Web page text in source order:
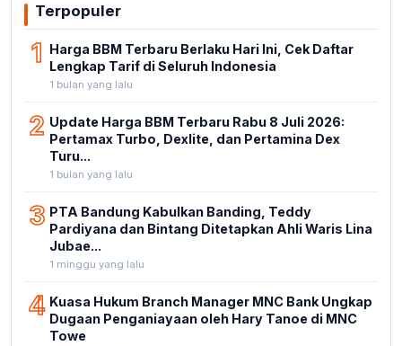
Terpopuler
1 Harga BBM Terbaru Berlaku Hari Ini, Cek Daftar
Lengkap Tarif di Seluruh Indonesia
1 bulan yang lalu
2 Update Harga BBM Terbaru Rabu 8 Juli 2026:
Pertamax Turbo, Dexlite, dan Pertamina Dex
Turu...
1 bulan yang lalu
3 PTA Bandung Kabulkan Banding, Teddy
Pardiyana dan Bintang Ditetapkan Ahli Waris Lina
Jubae...
1 minggu yang lalu
4 Kuasa Hukum Branch Manager MNC Bank Ungkap
Dugaan Penganiayaan oleh Hary Tanoe di MNC
Towe